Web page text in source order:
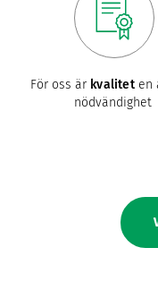
För oss är kvaliteten
nödvändighet